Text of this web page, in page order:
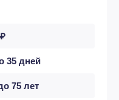
35 дней
75 лет